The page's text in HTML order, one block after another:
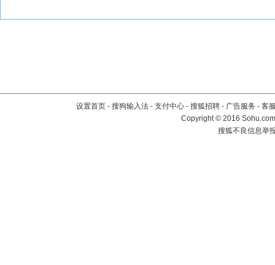
设置首页 - 搜狗输入法 - 支付中心 - 搜狐招聘 - 广告服务 - 客
Copyright©2016
搜狐不良信息举